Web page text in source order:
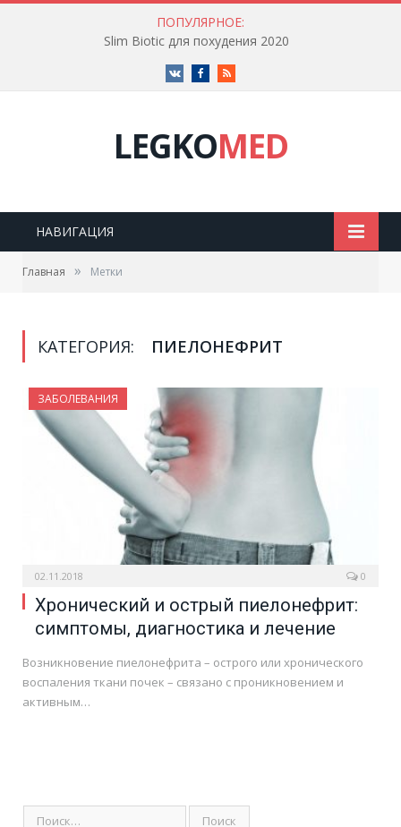
ПОПУЛЯРНОЕ:
Slim Biotic для похудения 2020
Vk FacebookRSS
LEGKOMED
НАВИГАЦИЯ
Главная » Метки
КАТЕГОРИЯ: ПИЕЛОНЕФРИТ
ЗАБОЛЕВАНИЯ
02.11.2018 0
Хронический и острый пиелонефрит:
симптомы, диагностика и лечение
Возникновение пиелонефрита – острого или хронического
воспаления ткани почек – связано с проникновением и
активным…